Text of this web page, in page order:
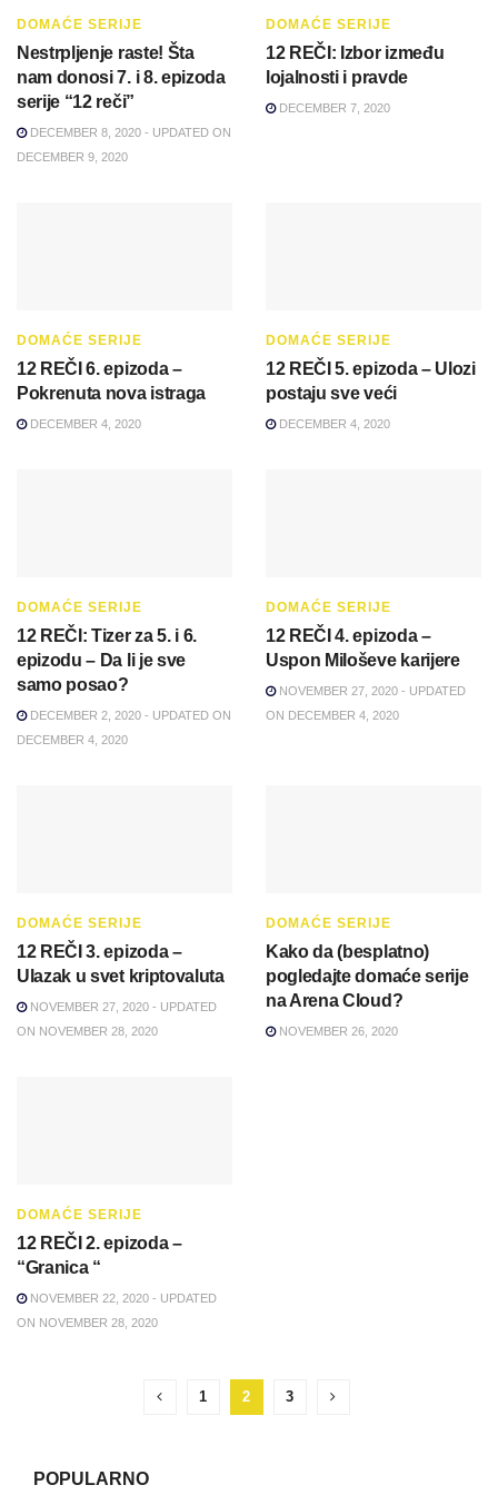
DOMAĆE SERIJE
Nestrpljenje raste! Šta
nam donosi 7. i 8. epizoda
serije “12 reči”
DECEMBER 8, 2020 - UPDATED ON
DECEMBER 9, 2020
DOMAĆE SERIJE
12 REČI: Izbor između
lojalnosti i pravde
DECEMBER 7, 2020
DOMAĆE SERIJE
12 REČI 6. epizoda –
Pokrenuta nova istraga
DECEMBER 4, 2020
DOMAĆE SERIJE
12 REČI 5. epizoda – Ulozi
postaju sve veći
DECEMBER 4, 2020
DOMAĆE SERIJE
12 REČI: Tizer za 5. i 6.
epizodu – Da li je sve
samo posao?
DECEMBER 2, 2020 - UPDATED ON
DECEMBER 4, 2020
DOMAĆE SERIJE
12 REČI 4. epizoda –
Uspon Miloševe karijere
NOVEMBER 27, 2020 - UPDATED
ON DECEMBER 4, 2020
DOMAĆE SERIJE
12 REČI 3. epizoda –
Ulazak u svet kriptovaluta
NOVEMBER 27, 2020 - UPDATED
ON NOVEMBER 28, 2020
DOMAĆE SERIJE
Kako da (besplatno)
pogledajte domaće serije
na Arena Cloud?
NOVEMBER 26, 2020
DOMAĆE SERIJE
12 REČI 2. epizoda –
“Granica “
NOVEMBER 22, 2020 - UPDATED
ON NOVEMBER 28, 2020
1 2 3
POPULARNO